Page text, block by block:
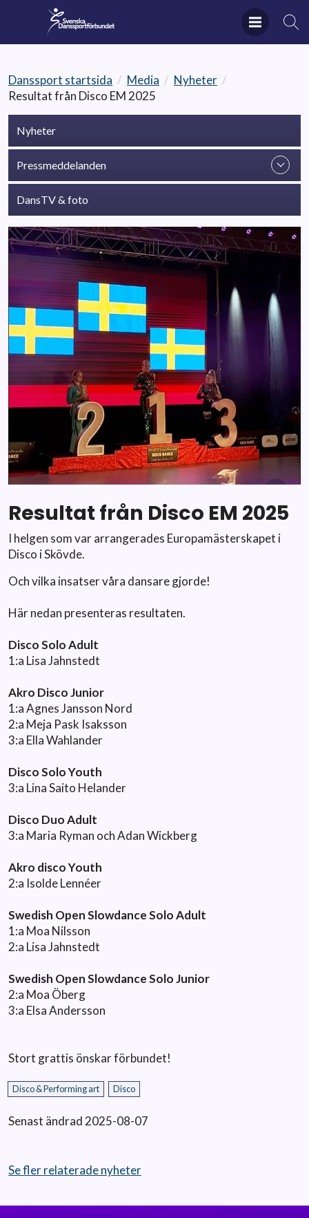
Danssport startsida / Media / Nyheter /
Resultat från Disco EM 2025
Nyheter
Pressmeddelanden
DansTV & foto
Resultat från Disco EM 2025
I helgen som var arrangerades Europamästerskapet i
Disco i Skövde.
Och vilka insatser våra dansare gjorde!
Här nedan presenteras resultaten.
Disco Solo Adult
1:a Lisa Jahnstedt
Akro Disco Junior
1:a Agnes Jansson Nord
2:a Meja Pask Isaksson
3:a Ella Wahlander
Disco Solo Youth
3:a Lina Saito Helander
Disco Duo Adult
3:a Maria Ryman och Adan Wickberg
Akro disco Youth
2:a Isolde Lennéer
Swedish Open Slowdance Solo Adult
1:a Moa Nilsson
2:a Lisa Jahnstedt
Swedish Open Slowdance Solo Junior
2:a Moa Öberg
3:a Elsa Andersson
Stort grattis önskar förbundet!
Disco & Performing art Disco
Senast ändrad 2025-08-07
Se fler relaterade nyheter